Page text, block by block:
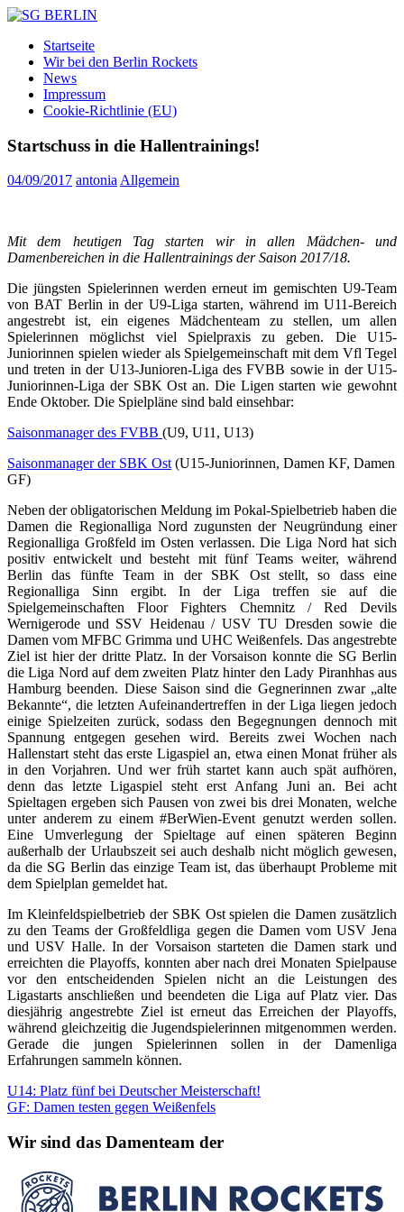
Zum
springen
BERLIN
DAMEN
FLOORBALL
TEAM
Startseite
Wir bei den Berlin Rockets
News
Impressum
Cookie-Richtlinie (EU)
Startschuss in die Hallentrainings!
04/09/2017 antoniaAllgemein
Mit dem heutigen Tag starten wir in allen Mädchen- und
Damenbereichen in die Hallentrainings der Saison 2017/18.
Die jüngsten Spielerinnen werden erneut im gemischten U9-Team
von BAT Berlin in der U9-Liga starten, während im U11-Bereich
angestrebt ist, ein eigenes Mädchenteam zu stellen, um allen
Spielerinnen möglichst viel Spielpraxis zu geben. Die U15-
Juniorinnen spielen wieder als Spielgemeinschaft mit dem Vfl Tegel
und treten in der U13-Junioren-Liga des FVBB sowie in der U15-
Juniorinnen-Liga der SBK Ost an. Die Ligen starten wie gewohnt
Ende Oktober. Die Spielpläne sind bald einsehbar:
Saisonmanager des FVBB (U9, U11, U13)
Saisonmanager der SBK Ost(U15-Juniorinnen, Damen KF, Damen
GF)
Neben der obligatorischen Meldung im Pokal-Spielbetrieb haben die
Damen die Regionalliga Nord zugunsten der Neugründung einer
Regionalliga Großfeld im Osten verlassen. Die Liga Nord hat sich
positiv entwickelt und besteht mit fünf Teams weiter, während
Berlin das fünfte Team in der SBK Ost stellt, so dass eine
Regionalliga Sinn ergibt. In der Liga treffen sie auf die
Spielgemeinschaften Floor Fighters Chemnitz / Red Devils
Wernigerode und SSV Heidenau / USV TU Dresden sowie die
Damen vom MFBC Grimma und UHC Weißenfels. Das angestrebte
Ziel ist hier der dritte Platz. In der Vorsaison konnte die SG Berlin
die Liga Nord auf dem zweiten Platz hinter den Lady Piranhhas aus
Hamburg beenden. Diese Saison sind die Gegnerinnen zwar „alte
Bekannte“, die letzten Aufeinandertreffen in der Liga liegen jedoch
einige Spielzeiten zurück, sodass den Begegnungen dennoch mit
Spannung entgegen gesehen wird. Bereits zwei Wochen nach
Hallenstart steht das erste Ligaspiel an, etwa einen Monat früher als
in den Vorjahren. Und wer früh startet kann auch spät aufhören,
denn das letzte Ligaspiel steht erst Anfang Juni an. Bei acht
Spieltagen ergeben sich Pausen von zwei bis drei Monaten, welche
unter anderem zu einem #BerWien-Event genutzt werden sollen.
Eine Umverlegung der Spieltage auf einen späteren Beginn
außerhalb der Urlaubszeit sei auch deshalb nicht möglich gewesen,
da die SG Berlin das einzige Team ist, das überhaupt Probleme mit
dem Spielplan gemeldet hat.
Im Kleinfeldspielbetrieb der SBK Ost spielen die Damen zusätzlich
zu den Teams der Großfeldliga gegen die Damen vom USV Jena
und USV Halle. In der Vorsaison starteten die Damen stark und
erreichten die Playoffs, konnten aber nach drei Monaten Spielpause
vor den entscheidenden Spielen nicht an die Leistungen des
Ligastarts anschließen und beendeten die Liga auf Platz vier. Das
diesjährig angestrebte Ziel ist erneut das Erreichen der Playoffs,
während gleichzeitig die Jugendspielerinnen mitgenommen werden.
Gerade die jungen Spielerinnen sollen in der Damenliga
Erfahrungen sammeln können.
Beitragsnavigation
Vorheriger
Beitrag:
U14: Platz fünf bei Deutscher Meisterschaft!
Nächster
GF: Damen testen gegen Weißenfels
Wir sind das Damenteam der